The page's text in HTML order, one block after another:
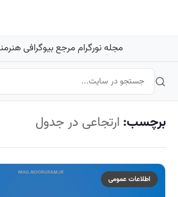
مجله نورگرام مرجع بیوگرافی
برچسب: ارتجاعی در جدول
اطلاعات عمومی